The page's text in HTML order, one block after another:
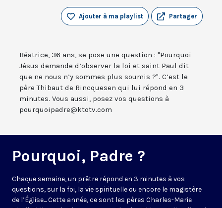
Partager
Ajouter à ma playlist
Béatrice, 36 ans, se pose une question : "Pourquoi
Jésus demande d’observer la loi et saint Paul dit
que ne nous n’y sommes plus soumis ?". C’est le
père Thibaut de Rincquesen qui lui répond en 3
minutes. Vous aussi, posez vos questions à
pourquoipadre@ktotv.com
Pourquoi, Padre ?
Chaque semaine, un prêtre répond en 3 minutes à vos
questions, sur la foi, la vie spirituelle ou encore le magistère
de l’Église... Cette année, ce sont les pères Charles-Marie